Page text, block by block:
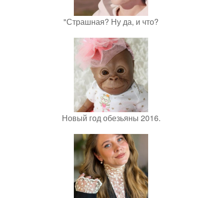
"Страшная? Ну да, и что?
Новый год обезьяны 2016.